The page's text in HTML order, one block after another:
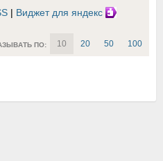
| Виджет для яндекс
ПО: 10 20 50 100